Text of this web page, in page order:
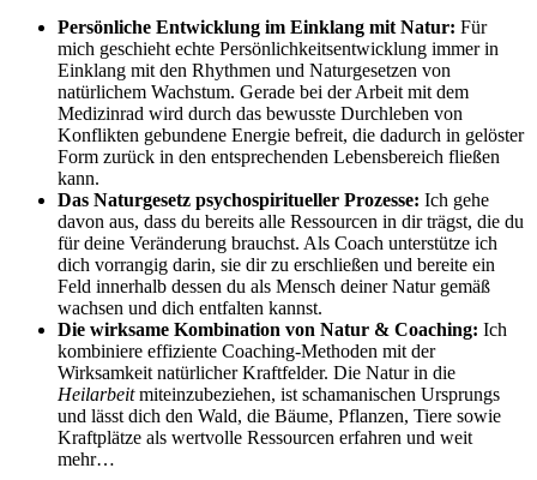
Persönliche Entwicklung im Einklang mit Natur: Für
mich geschieht echte Persönlichkeitsentwicklung immer in
Einklang mit den Rhythmen und Naturgesetzen von
natürlichem Wachstum. Gerade bei der Arbeit mit dem
Medizinrad wird durch das bewusste Durchleben von
Konflikten gebundene Energie befreit, die dadurch in gelöster
Form zurück in den entsprechenden Lebensbereich fließen
kann.
Das Naturgesetz psychospiritueller Prozesse: Ich gehe
davon aus, dass du bereits alle Ressourcen in dir trägst, die du
für deine Veränderung brauchst. Als Coach unterstütze ich
dich vorrangig darin, sie dir zu erschließen und bereite ein
Feld innerhalb dessen du als Mensch deiner Natur gemäß
wachsen und dich entfalten kannst.
Die wirksame Kombination von Natur & Coaching: Ich
kombiniere effiziente Coaching-Methoden mit der
Wirksamkeit natürlicher Kraftfelder. Die Natur in die
Heilarbeitmiteinzubeziehen, ist schamanischen Ursprungs
und lässt dich den Wald, die Bäume, Pflanzen, Tiere sowie
Kraftplätze als wertvolle Ressourcen erfahren und weit
mehr…